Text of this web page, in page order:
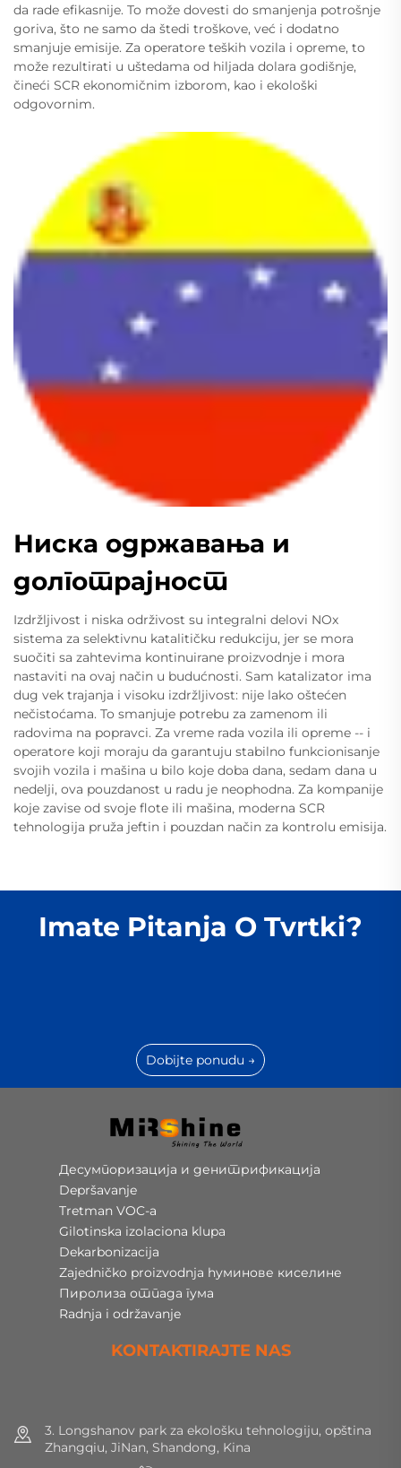
da rade efikasnije. To može dovesti do smanjenja potrošnje
goriva, što ne samo da štedi troškove, već i dodatno
smanjuje emisije. Za operatore teških vozila i opreme, to
može rezultirati u uštedama od hiljada dolara godišnje,
čineći SCR ekonomičnim izborom, kao i ekološki
odgovornim.
Ниска одржавања и
долготрајност
Izdržljivost i niska održivost su integralni delovi NOx
sistema za selektivnu katalitičku redukciju, jer se mora
suočiti sa zahtevima kontinuirane proizvodnje i mora
nastaviti na ovaj način u budućnosti. Sam katalizator ima
dug vek trajanja i visoku izdržljivost: nije lako oštećen
nečistoćama. To smanjuje potrebu za zamenom ili
radovima na popravci. Za vreme rada vozila ili opreme -- i
operatore koji moraju da garantuju stabilno funkcionisanje
svojih vozila i mašina u bilo koje doba dana, sedam dana u
nedelji, ova pouzdanost u radu je neophodna. Za kompanije
koje zavise od svoje flote ili mašina, moderna SCR
tehnologija pruža jeftin i pouzdan način za kontrolu emisija.
Imate Pitanja O Tvrtki?
Dobijte ponudu →
Десумпоризација и денитрификација
Depršavanje
Tretman VOC-a
Gilotinska izolaciona klupa
Dekarbonizacija
Zajedničko proizvodnja hуминове киселине
Пиролиза отпада гума
Radnja i održavanje
KONTAKTIRAJTE NAS
3. Longshanov park za ekološku tehnologiju, opština
Zhangqiu, JiNan, Shandong, Kina